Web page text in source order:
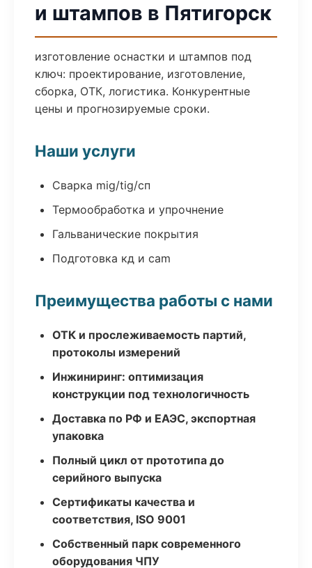
и штампов в Пятигорск
изготовление оснастки и штампов под
ключ: проектирование, изготовление,
сборка, ОТК, логистика. Конкурентные
цены и прогнозируемые сроки.
Наши услуги
Сварка mig/tig/сп
Термообработка и упрочнение
Гальванические покрытия
Подготовка кд и cam
Преимущества работы с нами
ОТК и прослеживаемость партий,
протоколы измерений
Инжиниринг: оптимизация
конструкции под технологичность
Доставка по РФ и ЕАЭС, экспортная
упаковка
Полный цикл от прототипа до
серийного выпуска
Сертификаты качества и
соответствия, ISO 9001
Собственный парк современного
оборудования ЧПУ